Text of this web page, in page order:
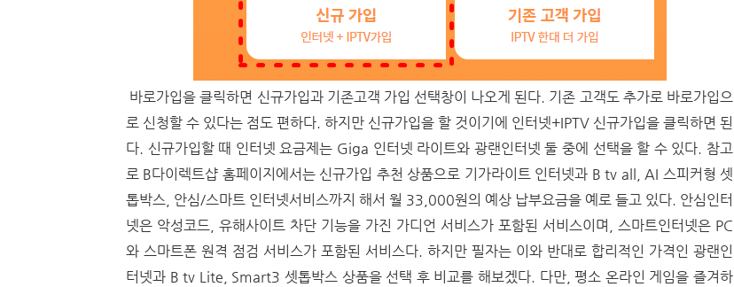
바로가입을 클릭하면 신규가입과 기존고객 가입 선택창이 나오게 된다. 기존 고객도 추가로 바로가입으
로 신청할 수 있다는 점도 편하다. 하지만 신규가입을 할 것이기에 인터넷+IPTV 신규가입을 클릭하면 된
다. 신규가입할 때 인터넷 요금제는 Giga 인터넷 라이트와 광랜인터넷 둘 중에 선택을 할 수 있다. 참고
로 B다이렉트샵 홈페이지에서는 신규가입 추천 상품으로 기가라이트 인터넷과 B tv all, AI 스피커형 셋
톱박스, 안심/스마트 인터넷서비스까지 해서 월 33,000원의 예상 납부요금을 예로 들고 있다. 안심인터
넷은 악성코드, 유해사이트 차단 기능을 가진 가디언 서비스가 포함된 서비스이며, 스마트인터넷은 PC
와 스마트폰 원격 점검 서비스가 포함된 서비스다. 하지만 필자는 이와 반대로 합리적인 가격인 광랜인
터넷과 B tv Lite, Smart3 셋톱박스 상품을 선택 후 비교를 해보겠다. 다만, 평소 온라인 게임을 즐겨하